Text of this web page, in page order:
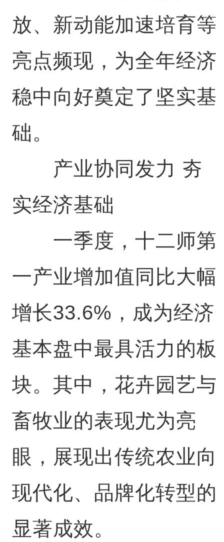
放、新动能加速培育等
亮点频现，为全年经济
稳中向好奠定了坚实基
础。
产业协同发力 夯
实经济基础
一季度，十二师第
一产业增加值同比大幅
增长33.6%，成为经济
基本盘中最具活力的板
块。其中，花卉园艺与
畜牧业的表现尤为亮
眼，展现出传统农业向
现代化、品牌化转型的
显著成效。